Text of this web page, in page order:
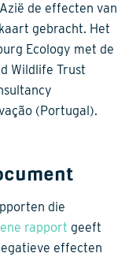
de effecten van
gebracht. Het
Ecology met de
Wildlife Trust
(Portugal).
die
ene rapport geeft
effecten